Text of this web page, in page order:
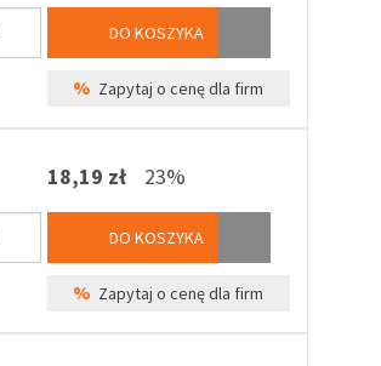
DO KOSZYKA
% Zapytaj o cenę dla firm
18,19 zł 23%
DO KOSZYKA
% Zapytaj o cenę dla firm